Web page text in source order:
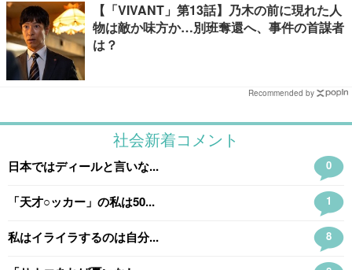
【「VIVANT」第13話】乃木の前に現れた人
物は敵か味方か…別班奪還へ、事件の首謀者
は？
Recommended by